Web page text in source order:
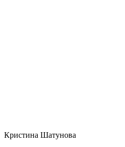
Кристина Шатунова